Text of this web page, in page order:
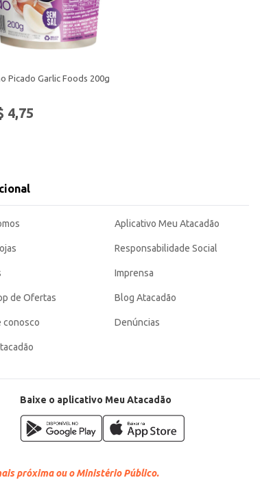
Picado Garlic Foods 200g
4,75
de Ofertas
conosco
Aplicativo Meu Atacadão
Responsabilidade Social
Imprensa
Blog Atacadão
Denúncias
Baixe o aplicativo Meu Atacadão
próxima ou o Ministério Público.